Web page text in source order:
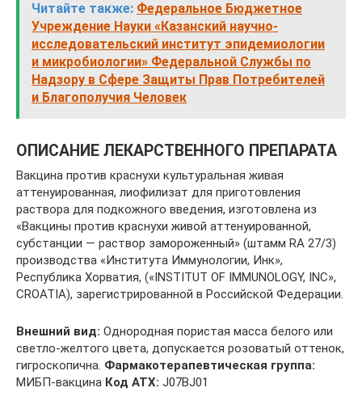
Читайте также: Федеральное Бюджетное
Учреждение Науки «Казанский научно-
исследовательский институт эпидемиологии
и микробиологии» Федеральной Службы по
Надзору в Сфере Защиты Прав Потребителей
и Благополучия Человек
ОПИСАНИЕ ЛЕКАРСТВЕННОГО ПРЕПАРАТА
Вакцина против краснухи культуральная живая
аттенуированная, лиофилизат для приготовления
раствора для подкожного введения, изготовлена из
«Вакцины против краснухи живой аттенуированной,
субстанции — раствор замороженный» (штамм RA 27/3)
производства «Института Иммунологии, Инк»,
Республика Хорватия, («INSTITUT OF IMMUNOLOGY, INC»,
CROATIA), зарегистрированной в Российской Федерации.
Внешний вид: Однородная пористая масса белого или
светло-желтого цвета, допускается розоватый оттенок,
гигроскопична. Фармакотерапевтическая группа:
МИБП-вакцина Код ATX: J07BJ01